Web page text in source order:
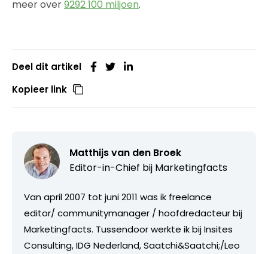
meer over9292 100 miljoen.
Deel dit artikel
Kopieer link
Matthijs van den Broek
Editor-in-Chief bij Marketingfacts
Van april 2007 tot juni 2011 was ik freelance
editor/ communitymanager / hoofdredacteur bij
Marketingfacts. Tussendoor werkte ik bij Insites
Consulting, IDG Nederland, Saatchi&Saatchi;/Leo